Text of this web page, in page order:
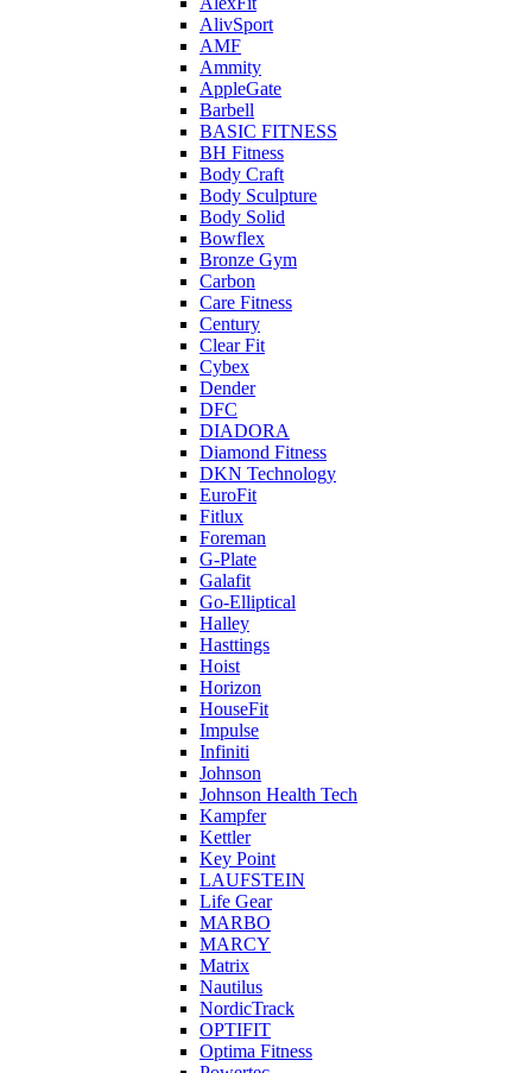
AlivSport
AMF
Ammity
AppleGate
Barbell
BASIC FITNESS
BH Fitness
Body Craft
Body Sculpture
Body Solid
Bowflex
Bronze Gym
Carbon
Care Fitness
Century
Clear Fit
Cybex
Dender
DFC
DIADORA
Diamond Fitness
DKN Technology
EuroFit
Fitlux
Foreman
G-Plate
Galafit
Go-Elliptical
Halley
Hasttings
Hoist
Horizon
HouseFit
Impulse
Infiniti
Johnson
Johnson Health Tech
Kampfer
Kettler
Key Point
LAUFSTEIN
Life Gear
MARBO
MARCY
Matrix
Nautilus
NordicTrack
OPTIFIT
Optima Fitness